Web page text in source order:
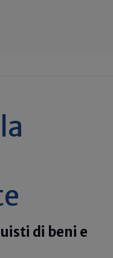
di beni e